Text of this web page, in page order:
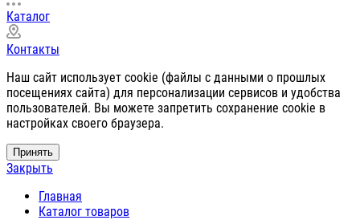
Каталог
Контакты
Наш сайт использует cookie (файлы с данными о прошлых
посещениях сайта) для персонализации сервисов и удобства
пользователей. Вы можете запретить сохранение cookie в
настройках своего браузера.
Принять
Закрыть
Главная
Каталог товаров